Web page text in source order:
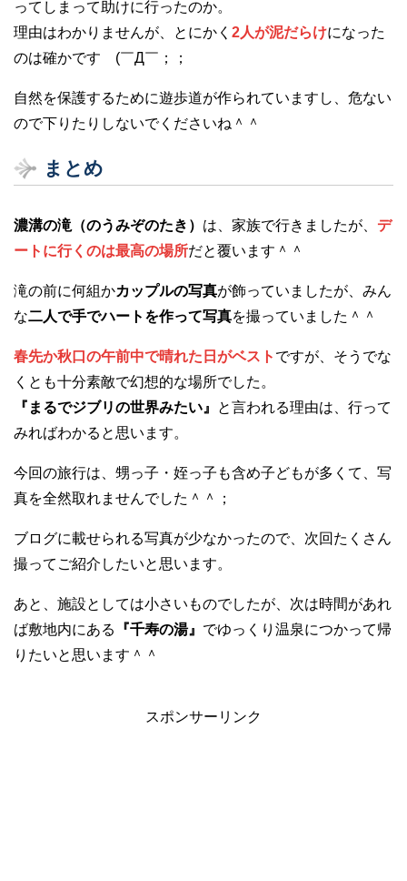
ってしまって助けに行ったのか。
理由はわかりませんが、とにかく 2人が泥だらけになった
のは確かです (￣Д￣；；
自然を保護するために遊歩道が作られていますし、危ない
ので下りたりしないでくださいね＾＾
まとめ
濃溝の滝（のうみぞのたき） は、家族で行きましたが、 デ
ートに行くのは最高の場所だと覆います＾＾
滝の前に何組かカップルの写真が飾っていましたが、みん
な二人で手でハートを作って写真を撮っていました＾＾
春先か秋口の午前中で晴れた日がベスト ですが、そうでな
くとも十分素敵で幻想的な場所でした。
『まるでジブリの世界みたい』
と言われる理由は、行って
みればわかると思います。
今回の旅行は、甥っ子・姪っ子も含め子どもが多くて、写
真を全然取れませんでした＾＾；
ブログに載せられる写真が少なかったので、次回たくさん
撮ってご紹介したいと思います。
あと、施設としては小さいものでしたが、次は時間があれ
ば敷地内にある
『千寿の湯』 でゆっくり温泉につかって帰
りたいと思います＾＾
スポンサーリンク